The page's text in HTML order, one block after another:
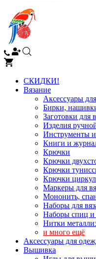
СКИДКИ!
Вязание
Аксессуары
Бирки,
Заготовки для
Изделия
Инструменты
Книги и
Крючки
Крючки
Крючки
Крючки
Маркеры для
Мононить,
Наборы для
Наборы спиц и
Нитки
и много ещё
Аксессуары для
Вышивка